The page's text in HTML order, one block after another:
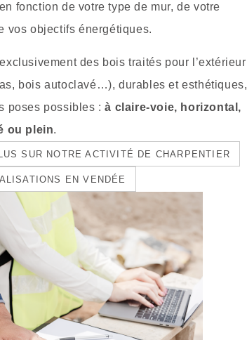
fonction de votre type de mur, de votre
vos objectifs énergétiques.
des bois traités pour l’extérieur
bois autoclavé…), durables et esthétiques,
poses possibles :à claire-voie, horizontal,
ou plein.
SUR NOTRE ACTIVITÉ DE CHARPENTIER
EN VENDÉE